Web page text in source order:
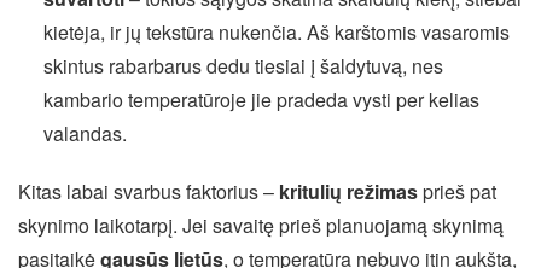
kietėja, ir jų tekstūra nukenčia. Aš karštomis vasaromis
skintus rabarbarus dedu tiesiai į šaldytuvą, nes
kambario temperatūroje jie pradeda vysti per kelias
valandas.
Kitas labai svarbus faktorius – kritulių režimasprieš pat
skynimo laikotarpį. Jei savaitę prieš planuojamą skynimą
pasitaikėgausūs lietūs, o temperatūra nebuvo itin aukšta,